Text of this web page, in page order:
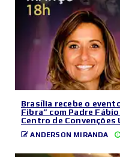
Brasília recebe o
Fibra” com Padre
Centro de Convenções
ANDERSON MIRANDA